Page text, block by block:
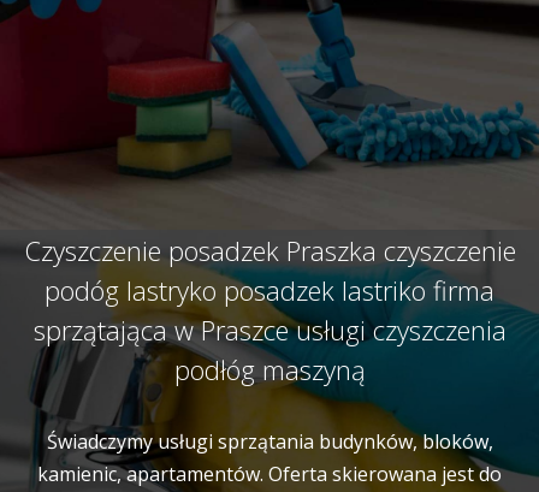
Czyszczenie posadzek Praszka czyszczenie
podóg lastryko posadzek lastriko firma
sprzątająca w Praszce usługi czyszczenia
podłóg maszyną
Świadczymy usługi sprzątania budynków, bloków,
kamienic, apartamentów. Oferta skierowana jest do